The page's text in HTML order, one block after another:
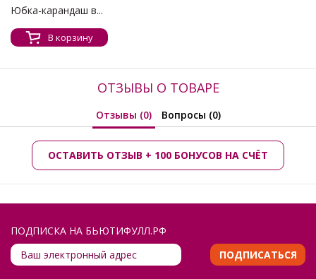
Юбка-карандаш в...
В корзину
ОТЗЫВЫ О ТОВАРЕ
Отзывы (0) Вопросы (0)
ОСТАВИТЬ ОТЗЫВ + 100 БОНУСОВ НА СЧЁТ
ПОДПИСКА НА БЬЮТИФУЛЛ.РФ
ПОДПИСАТЬСЯ